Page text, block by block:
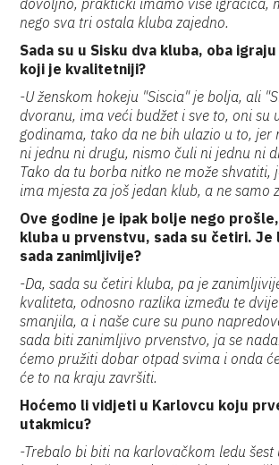
dovoljno, praktički imamo više igračica,
nego sva tri ostala kluba zajedno.
Sada su u Sisku dva kluba, oba
koji je kvalitetniji?
-U ženskom hokeju "Siscia" je bolja, ali
dvoranu, ima veći budžet i sve to, oni su
godinama, tako da ne bih ulazio u to, jer
ni jednu ni drugu, nismo čuli ni jednu ni
Tako da tu borba nitko ne može shvatiti,
ima mjesta za još jedan klub, a ne samo
Ove godine je ipak bolje nego
kluba u prvenstvu, sada su četiri. Je
sada zanimljivije?
-Da, sada su četiri kluba, pa je
kvaliteta, odnosno razlika između te
smanjila, a i naše cure su puno
sada biti zanimljivo prvenstvo, ja se
ćemo pružiti dobar otpad svima i onda
će to na kraju završiti.
Hoćemo li vidjeti u Karlovcu koju
utakmicu?
-Trebalo bi biti na karlovačkom ledu